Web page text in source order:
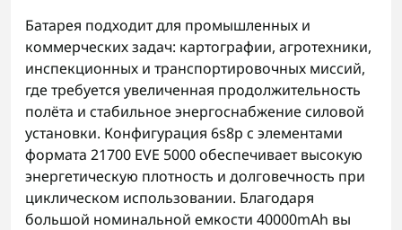
Батарея подходит для промышленных и
коммерческих задач: картографии, агротехники,
инспекционных и транспортировочных миссий,
где требуется увеличенная продолжительность
полёта и стабильное энергоснабжение силовой
установки. Конфигурация 6s8p с элементами
формата 21700 EVE 5000 обеспечивает высокую
энергетическую плотность и долговечность при
циклическом использовании. Благодаря
большой номинальной емкости 40000mAh вы